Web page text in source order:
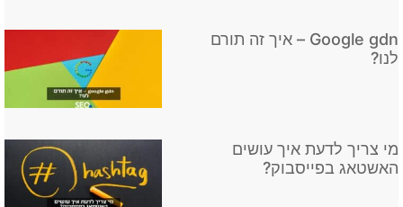
Google gdn – איך זה תורם
לנו?
מי צריך לדעת איך עושים
האשטאג בפייסבוק?